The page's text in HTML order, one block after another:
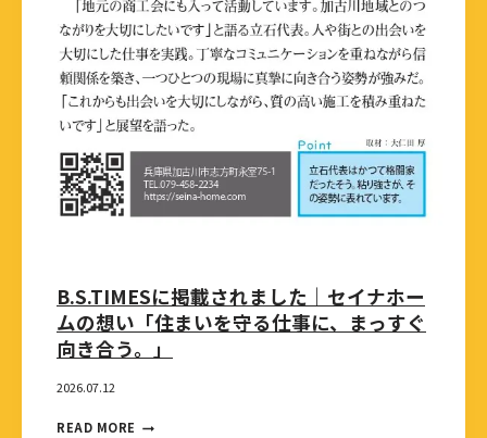
B.S.TIMESに掲載されました｜セイナホー
ムの想い「住まいを守る仕事に、まっすぐ
向き合う。」
2026.07.12
READ MORE